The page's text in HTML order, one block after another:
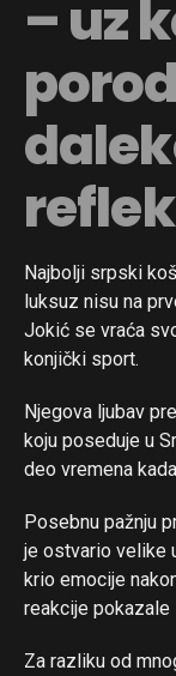
– uz
Najbolji srpski
luksuz nisu na
Jokić se vraća
konjički sport.
Njegova ljubav
koju poseduje u
deo vremena
Posebnu pažnju
je ostvario velike
krio emocije
reakcije
Za razliku od